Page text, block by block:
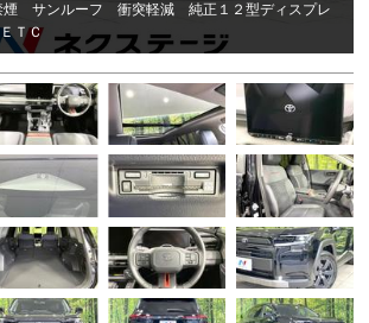
煙 サンルーフ 衝突軽減 純正１２型ディスプレ
ＴＣ